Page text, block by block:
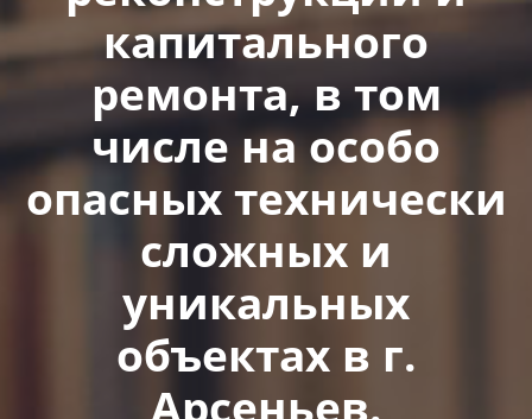
капитального
ремонта, в том
числе на особо
опасных технически
сложных и
уникальных
объектах в г.
Арсеньев.